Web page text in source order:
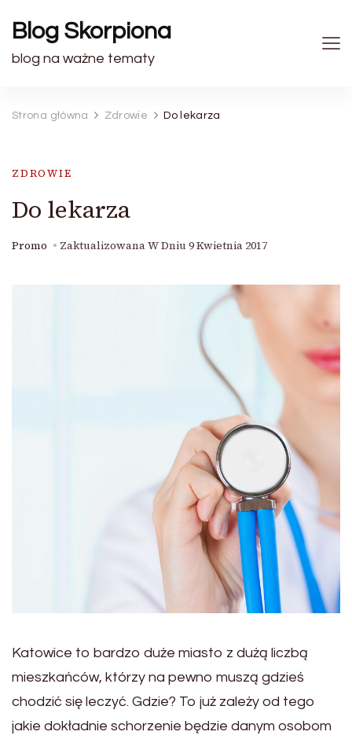
Blog Skorpiona
blog na ważne tematy
Strona główna Zdrowie Do lekarza
ZDROWIE
Do lekarza
Promo Zaktualizowana W Dniu 9 Kwietnia 2017
Katowice to bardzo duże miasto z dużą liczbą
mieszkańców, którzy na pewno muszą gdzieś
chodzić się leczyć. Gdzie? To już zależy od tego
jakie dokładnie schorzenie będzie danym osobom